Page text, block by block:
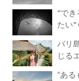
"でき
たい"
バリ
じる
“あ